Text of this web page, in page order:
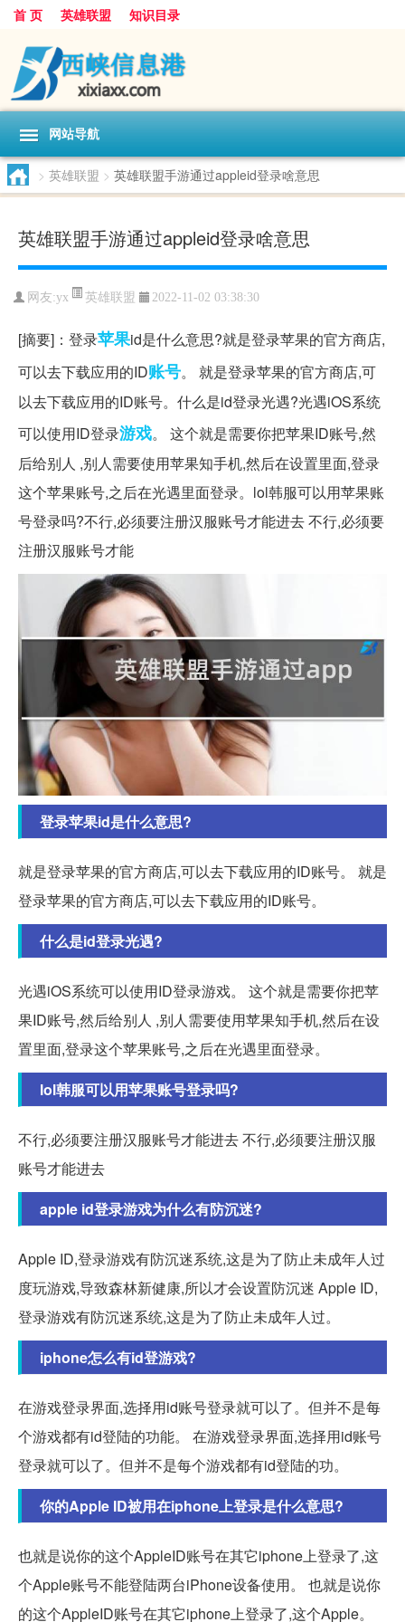
首 页 英雄联盟 知识目录
网站导航
> 英雄联盟 > 英雄联盟手游通过appleid登录啥意思
英雄联盟手游通过appleid登录啥意思
网友:yx 英雄联盟 2022-11-02 03:38:30
[摘要]：登录苹果id是什么意思?就是登录苹果的官方商店,
可以去下载应用的ID账号。 就是登录苹果的官方商店,可
以去下载应用的ID账号。什么是id登录光遇?光遇iOS系统
可以使用ID登录游戏。 这个就是需要你把苹果ID账号,然
后给别人 ,别人需要使用苹果知手机,然后在设置里面,登录
这个苹果账号,之后在光遇里面登录。lol韩服可以用苹果账
号登录吗?不行,必须要注册汉服账号才能进去 不行,必须要
注册汉服账号才能
登录苹果id是什么意思?
就是登录苹果的官方商店,可以去下载应用的ID账号。 就是
登录苹果的官方商店,可以去下载应用的ID账号。
什么是id登录光遇?
光遇iOS系统可以使用ID登录游戏。 这个就是需要你把苹
果ID账号,然后给别人 ,别人需要使用苹果知手机,然后在设
置里面,登录这个苹果账号,之后在光遇里面登录。
lol韩服可以用苹果账号登录吗?
不行,必须要注册汉服账号才能进去 不行,必须要注册汉服
账号才能进去
apple id登录游戏为什么有防沉迷?
Apple ID,登录游戏有防沉迷系统,这是为了防止未成年人过
度玩游戏,导致森林新健康,所以才会设置防沉迷 Apple ID,
登录游戏有防沉迷系统,这是为了防止未成年人过。
iphone怎么有id登游戏?
在游戏登录界面,选择用id账号登录就可以了。但并不是每
个游戏都有id登陆的功能。 在游戏登录界面,选择用id账号
登录就可以了。但并不是每个游戏都有id登陆的功。
你的Apple ID被用在iphone上登录是什么意思?
也就是说你的这个AppleID账号在其它iphone上登录了,这
个Apple账号不能登陆两台iPhone设备使用。 也就是说你
的这个AppleID账号在其它iphone上登录了,这个Apple。